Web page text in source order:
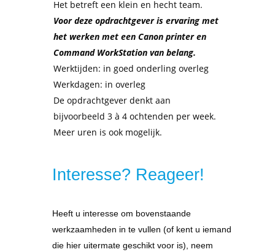
Het betreft een klein en hecht team.
Voor deze opdrachtgever is ervaring met
het werken met een Canon printer en
Command WorkStation van belang.
Werktijden: in goed onderling overleg
Werkdagen: in overleg
De opdrachtgever denkt aan
bijvoorbeeld 3 à 4 ochtenden per week.
Meer uren is ook mogelijk.
Interesse? Reageer!
Heeft u interesse om bovenstaande
werkzaamheden in te vullen (of kent u iemand
die hier uitermate geschikt voor is), neem